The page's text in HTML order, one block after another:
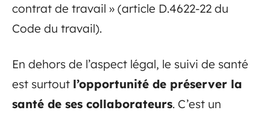
contrat de travail » (article D.4622-22 du
Code du travail).
En dehors de l’aspect légal, le suivi de santé
est surtout l’opportunité de préserver la
santé de ses collaborateurs. C’est un